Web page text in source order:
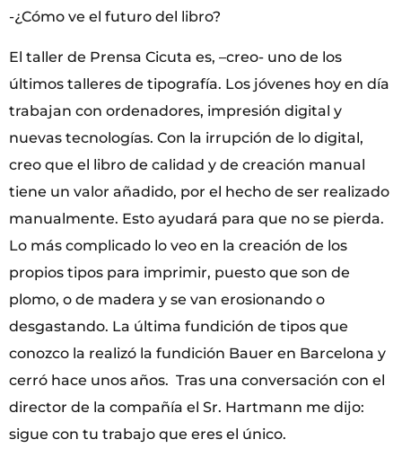
-¿Cómo ve el futuro del libro?
El taller de Prensa Cicuta es, –creo- uno de los
últimos talleres de tipografía. Los jóvenes hoy en día
trabajan con ordenadores, impresión digital y
nuevas tecnologías. Con la irrupción de lo digital,
creo que el libro de calidad y de creación manual
tiene un valor añadido, por el hecho de ser realizado
manualmente. Esto ayudará para que no se pierda.
Lo más complicado lo veo en la creación de los
propios tipos para imprimir, puesto que son de
plomo, o de madera y se van erosionando o
desgastando. La última fundición de tipos que
conozco la realizó la fundición Bauer en Barcelona y
cerró hace unos años. Tras una conversación con el
director de la compañía el Sr. Hartmann me dijo:
sigue con tu trabajo que eres el único.